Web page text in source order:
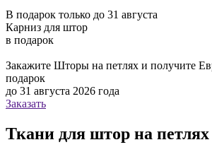
В подарок только до 31 августа
Карниз для штор
в подарок
Закажите Шторы на петлях и получите
подарок
до 31 августа 2026 года
Заказать
Ткани для штор на петлях